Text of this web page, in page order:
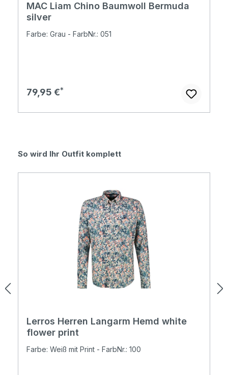
MAC Liam Chino Baumwoll Bermuda
silver
Farbe: Grau - FarbNr.: 051
Regulärer Preis:
79,95 €
Produktgalerie überspringen
So wird Ihr Outfit komplett
Lerros Herren Langarm Hemd white
flower print
Farbe: Weiß mit Print - FarbNr.: 100